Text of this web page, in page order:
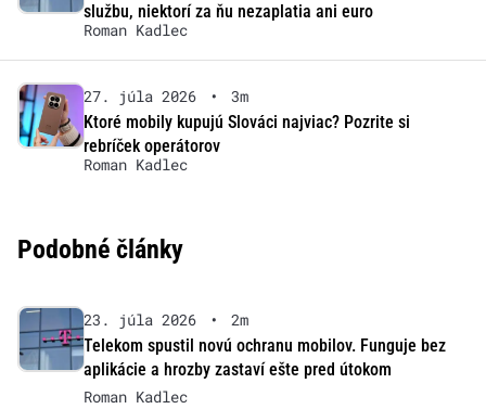
službu, niektorí za ňu nezaplatia ani euro
Roman Kadlec
27. júla 2026 •
3m
Ktoré mobily kupujú Slováci najviac? Pozrite si
rebríček operátorov
Roman Kadlec
Podobné články
23. júla 2026 •
2m
Telekom spustil novú ochranu mobilov. Funguje bez
aplikácie a hrozby zastaví ešte pred útokom
Roman Kadlec